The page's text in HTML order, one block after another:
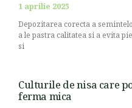
1 aprilie 2025
Depozitarea corecta a
a le pastra calitatea si a evita
si
Culturile de nisa care
ferma mica